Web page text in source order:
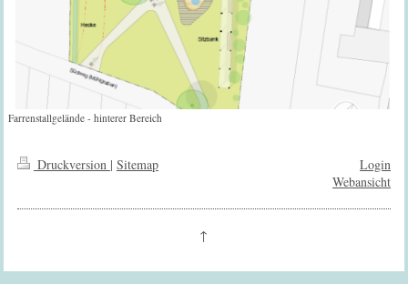
Farrenstallgelände - hinterer Bereich
Druckversion | Sitemap
Login
Webansicht
↑